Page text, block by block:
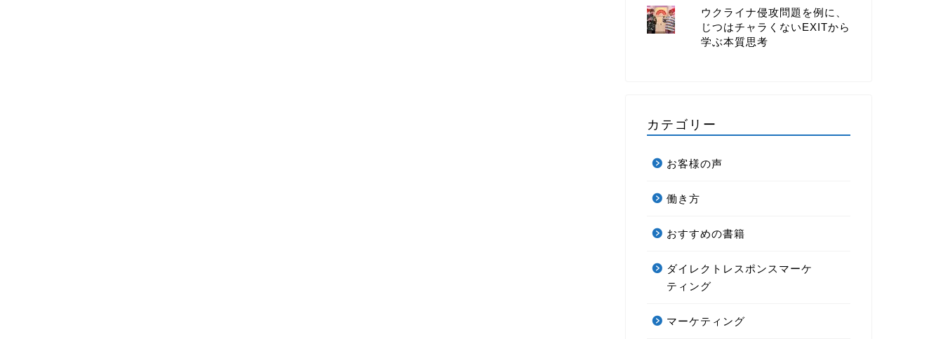
ウクライナ侵攻問題を例に、
じつはチャラくないEXITから
学ぶ本質思考
カテゴリー
お客様の声
働き方
おすすめの書籍
ダイレクトレスポンスマーケ
ティング
マーケティング